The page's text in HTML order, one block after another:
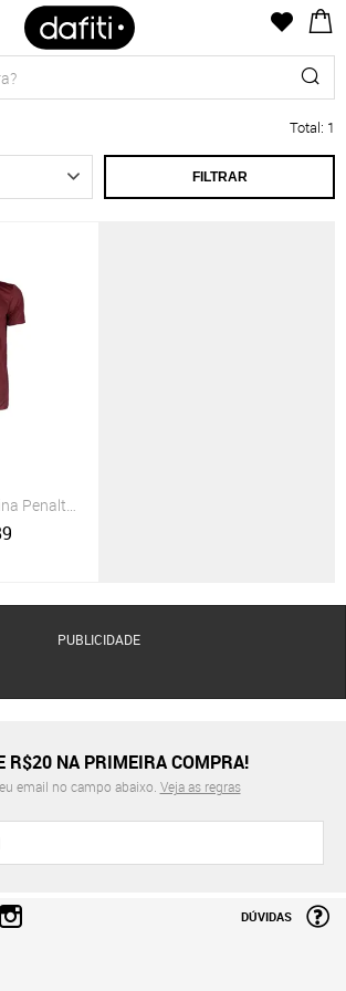
Total: 1
FILTRAR
Penalty Air Dry Vermelho Escuro
PUBLICIDADE
R$20 NA PRIMEIRA COMPRA!
email no campo abaixo. Veja as regras
DÚVIDAS